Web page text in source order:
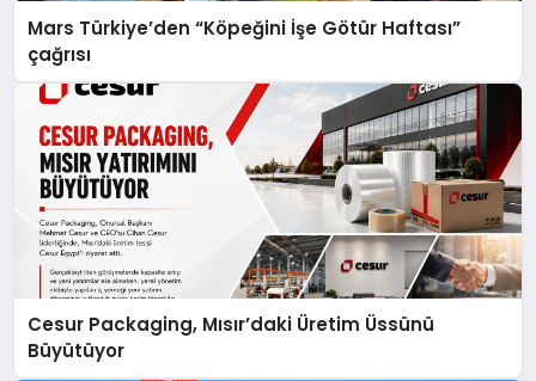
Mars Türkiye’den “Köpeğini İşe Götür Haftası”
çağrısı
Cesur Packaging, Mısır’daki Üretim Üssünü
Büyütüyor